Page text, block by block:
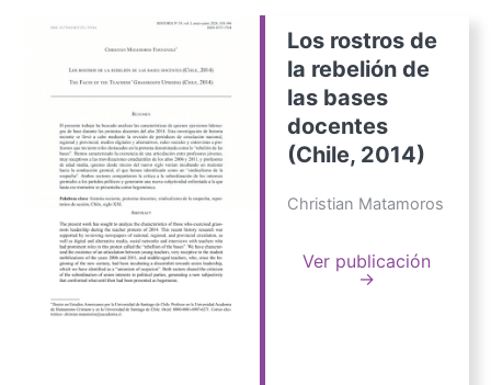
Los rostros de
la rebelión de
las bases
docentes
(Chile, 2014)
Christian Matamoros
Ver publicación
→